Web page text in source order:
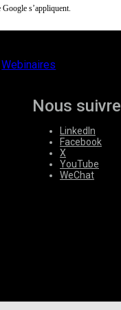
Google s’appliquent.
Webinaires
Nous suivre
LinkedIn
Facebook
X
YouTube
WeChat